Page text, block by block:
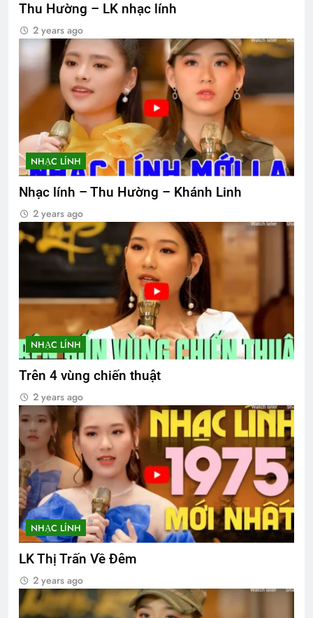
Thu Hường – LK nhạc lính
2 years ago
NHẠC LÍNH
Nhạc lính – Thu Hường – Khánh Linh
2 years ago
NHẠC LÍNH
Trên 4 vùng chiến thuật
2 years ago
NHẠC LÍNH
LK Thị Trấn Về Đêm
2 years ago